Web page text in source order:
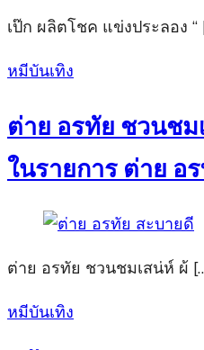
เป๊ก ผลิตโชค แข่งประลอง “
Posted
หมีบันเทิง
ต่าย อรทัย ชวนช
ในรายการ ต่าย อ
ต่าย อรทัย ชวนชมเสน่ห์ ผ้
Posted
หมีบันเทิง